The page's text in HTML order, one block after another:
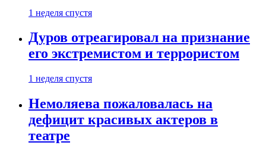
1 неделя спустя
Дуров отреагировал на признание
его экстремистом и террористом
1 неделя спустя
Немоляева пожаловалась на
дефицит красивых актеров в
театре